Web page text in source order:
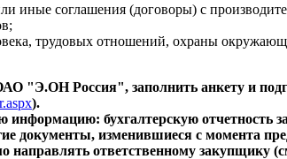
иные соглашения (договоры) с
трудовых отношений, охраны
"Э.ОН Россия", заполнить анкету и
).
информацию: бухгалтерскую отчетность
документы, изменившиеся с момента
направлять ответственному закупщику